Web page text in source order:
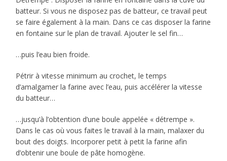
batteur. Si vous ne disposez pas de batteur, ce travail peut
se faire également à la main. Dans ce cas disposer la farine
en fontaine sur le plan de travail. Ajouter le sel fin…
…puis l’eau bien froide.
Pétrir à vitesse minimum au crochet, le temps
d’amalgamer la farine avec l’eau, puis accélérer la vitesse
du batteur…
…jusqu’à l’obtention d’une boule appelée « détrempe ».
Dans le cas où vous faites le travail à la main, malaxer du
bout des doigts. Incorporer petit à petit la farine afin
d’obtenir une boule de pâte homogène.